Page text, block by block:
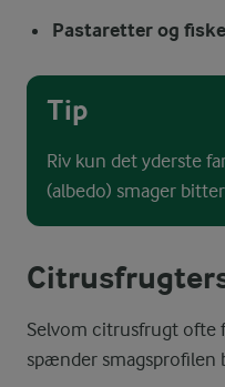
Pastaretter og
Tip
Riv kun det yderste
(albedo) smager
Selvom citrusfrugt ofte
spænder smagsprofilen